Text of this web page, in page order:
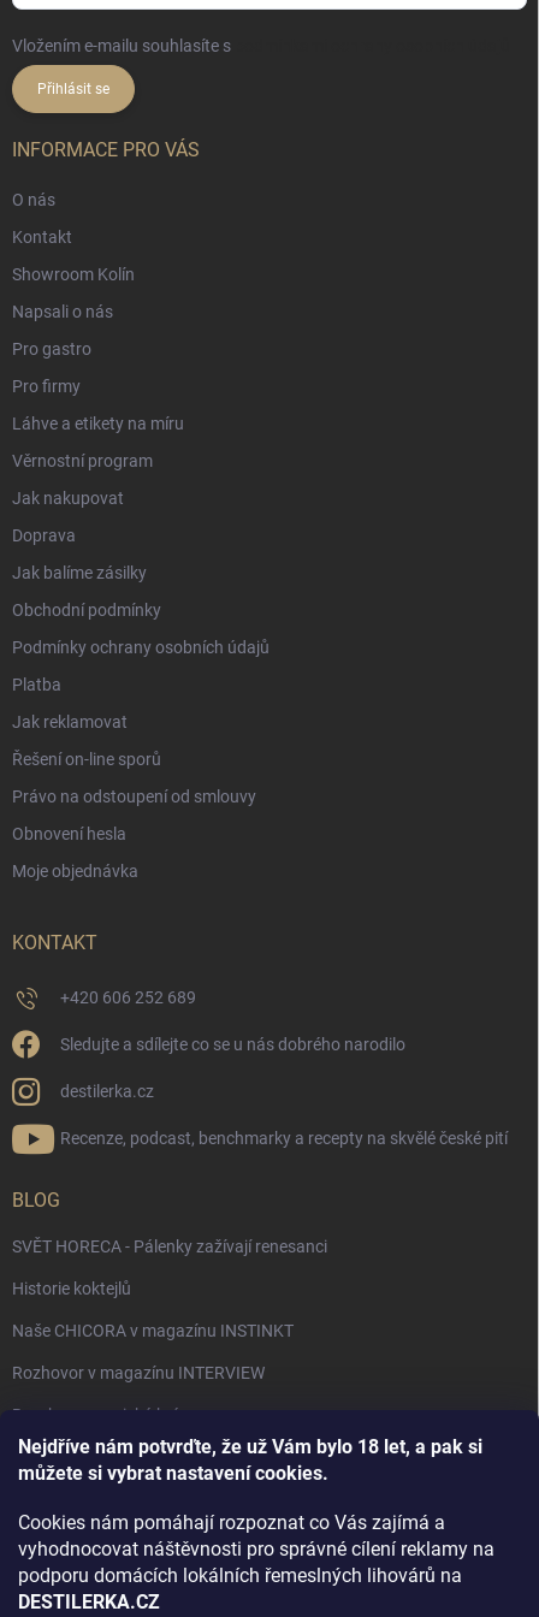
Nejdříve nám potvrďte, že už Vám bylo 18 let, a pak si
můžete si vybrat nastavení cookies.
Cookies nám pomáhají rozpoznat co Vás zajímá a
vyhodnocovat náštěvnosti pro správné cílení reklamy na
podporu domácích lokálních řemeslných lihovárů na
DESTILERKA.CZ
Vložením e-mailu souhlasíte s
Přihlásit se
INFORMACE PRO VÁS
O nás
Kontakt
Showroom Kolín
Napsali o nás
Pro gastro
Pro firmy
Láhve a etikety na míru
Věrnostní program
Jak nakupovat
Doprava
Jak balíme zásilky
Obchodní podmínky
Podmínky ochrany osobních údajů
Platba
Jak reklamovat
Řešení on-line sporů
Právo na odstoupení od smlouvy
Obnovení hesla
Moje objednávka
KONTAKT
+420 606 252 689
Sledujte a sdílejte co se u nás dobrého narodilo
destilerka.cz
Recenze, podcast, benchmarky a recepty na skvělé české pití
BLOG
SVĚT HORECA - Pálenky zažívají renesanci
Historie koktejlů
Naše CHICORA v magazínu INSTINKT
Rozhovor v magazínu INTERVIEW
Bourbon, americká krása.
Napsali v TÝDNU o naší práci
Rozhovor s DESTILERKA.CZ v magazínu DRINKING-CAT
Jak vybrat dárek na Vánoce